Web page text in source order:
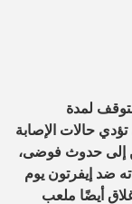
لمدة
حالات الإصابة
إلى حدوث فوضى،
ضد إيفرتون يوم
أيضًا ملعب